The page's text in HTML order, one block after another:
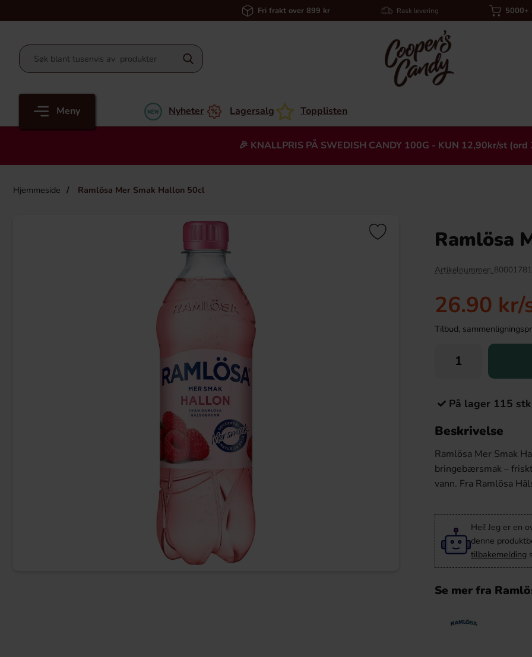
Fri frakt over 899 kr Rask levering 5000+
Meny Nyheter Lagersalg Topplisten
🎉 KNALLPRIS PÅ SWEDISH CANDY 100G - KUN 12,90kr/st (ord
Hjemmeside Ramlösa Mer Smak Hallon 50cl
Heading
Battery Energy Fresh 33cl
26.90 kr
Ramlösa
Artikelnummer:
26.90 kr/
Tilbud,
På lager 115 stk
Beskrivelse
Ramlösa Mer Smak
bringebærsmak –
vann. Fra Ramlösa
Hei! Jeg er en
denne
tilbakemelding
Se mer fra